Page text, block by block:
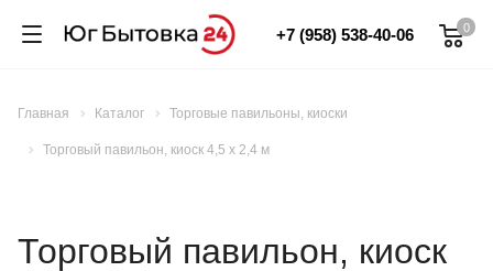
0
+7 (958) 538-40-06
Главная Каталог Торговые павильоны, киоски
Торговый павильон, киоск 4,5 х 2,4 м
Торговый павильон, киоск